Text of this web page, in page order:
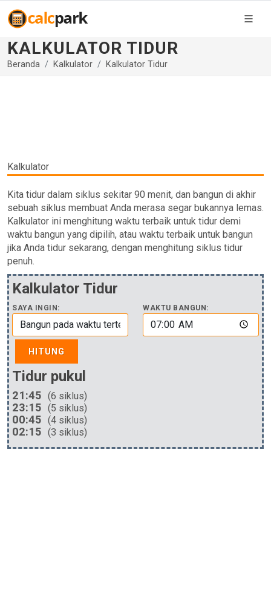
KALKULATOR TIDUR
Beranda Kalkulator Kalkulator Tidur
Kalkulator
Kita tidur dalam siklus sekitar 90 menit, dan bangun di akhir
sebuah siklus membuat Anda merasa segar bukannya lemas.
Kalkulator ini menghitung waktu terbaik untuk tidur demi
waktu bangun yang dipilih, atau waktu terbaik untuk bangun
jika Anda tidur sekarang, dengan menghitung siklus tidur
penuh.
Kalkulator Tidur
SAYA INGIN: WAKTU BANGUN:
HITUNG
Tidur pukul
21:45 (6 siklus)
23:15 (5 siklus)
00:45 (4 siklus)
02:15 (3 siklus)